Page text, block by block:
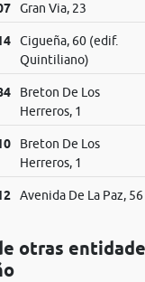
Gran Via, 23
Cigueña, 60 (edif.
Quintiliano)
Breton De Los
Herreros, 1
Breton De Los
Herreros, 1
Avenida De La Paz, 56
otras